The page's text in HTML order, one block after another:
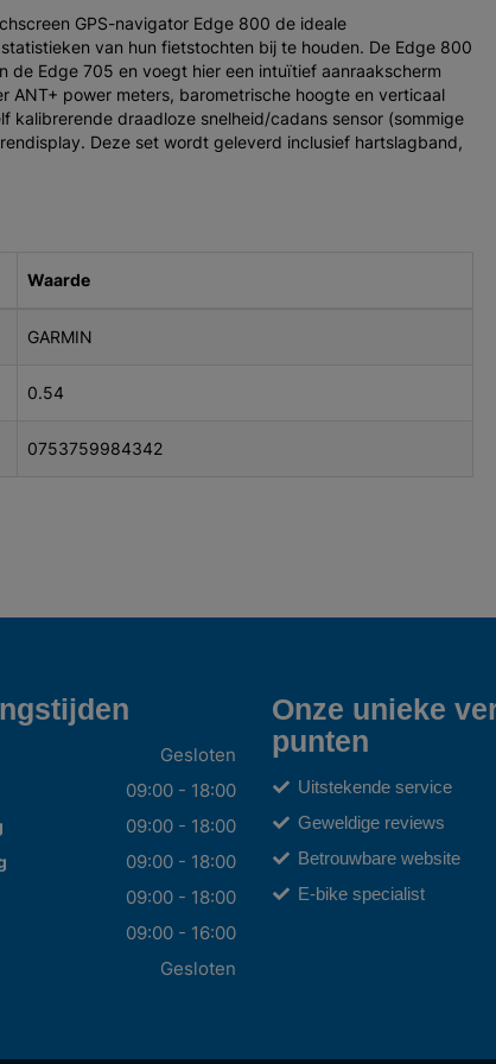
GPS-navigator Edge 800 de ideale
van hun fietstochten bij te houden. De Edge 800
Edge 705 en voegt hier een intuïtief aanraakscherm
power meters, barometrische hoogte en verticaal
kalibrerende draadloze snelheid/cadans sensor (sommige
Deze set wordt geleverd inclusief hartslagband,
Waarde
GARMIN
0.54
0753759984342
Gesloten
09:00 - 18:00
09:00 - 18:00
09:00 - 18:00
09:00 - 18:00
09:00 - 16:00
Gesloten
Onze unieke
punten
Uitstekende service
Geweldige reviews
Betrouwbare website
E-bike specialist